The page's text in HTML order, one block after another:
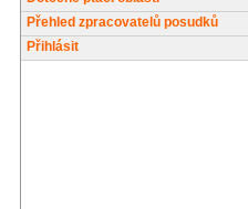
Přehled zpracovatelů posudků
Přihlásit